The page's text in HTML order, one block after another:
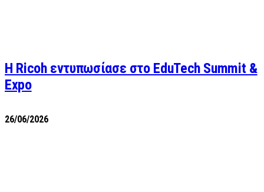
Η Ricoh εντυπωσίασε στο EduTech Summit &
Expo
26/06/2026